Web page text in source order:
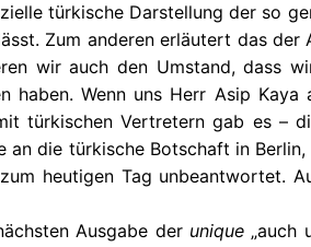
türkische Darstellung der so
Zum anderen erläutert das
wir auch den Umstand, dass
haben. Wenn uns Herr Asip
türkischen Vertretern gab es
an die türkische Botschaft in
heutigen Tag unbeantwortet.
Ausgabe der unique„auch